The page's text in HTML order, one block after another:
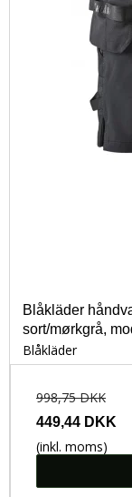
Blåkläder
sort/mørkgrå,
Blåkläder
998,75 DKK
449,44 DKK
(inkl. moms)